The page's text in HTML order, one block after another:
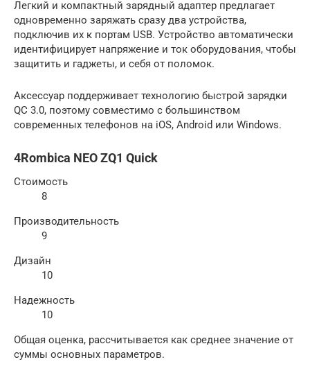
Легкий и компактный зарядный адаптер предлагает
одновременно заряжать сразу два устройства,
подключив их к портам USB. Устройство автоматически
идентифицирует напряжение и ток оборудования, чтобы
защитить и гаджеты, и себя от поломок.
Аксессуар поддерживает технологию быстрой зарядки
QC 3.0, поэтому совместимо с большинством
современных телефонов на iOS, Android или Windows.
4Rombica NEO ZQ1 Quick
Стоимость
8
Производительность
9
Дизайн
10
Надежность
10
Общая оценка, рассчитывается как среднее значение от
суммы основных параметров.